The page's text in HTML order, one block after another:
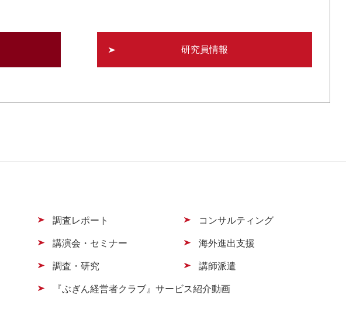
研究員情報
調査レポート コンサルティング
講演会・セミナー 海外進出支援
調査・研究 講師派遣
『ぶぎん経営者クラブ』サービス紹介動画